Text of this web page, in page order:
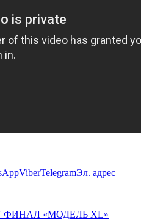
ViberTelegramЭл. адрес
«МОДЕЛЬ XL»